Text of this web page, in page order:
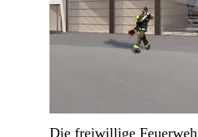
Die freiwillige